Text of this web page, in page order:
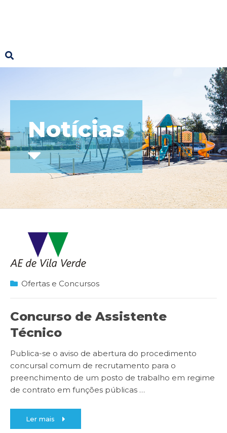
Notícias
Ofertas e Concursos
Concurso de Assistente
Técnico
Publica-se o aviso de abertura do procedimento
concursal comum de recrutamento para o
preenchimento de um posto de trabalho em regime
de contrato em funções públicas …
Ler mais